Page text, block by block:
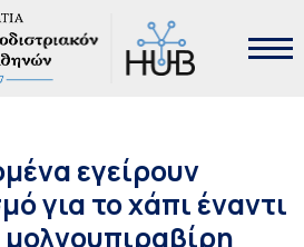
εγείρουν
για το χάπι έναντι
μολνουπιραβίρη